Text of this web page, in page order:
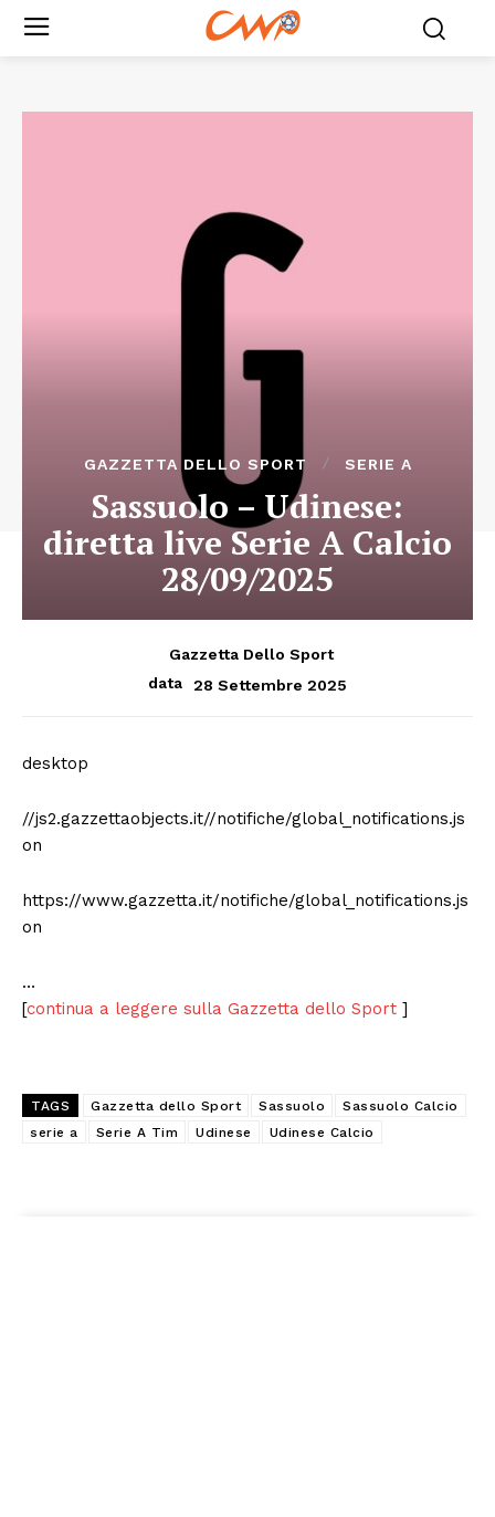
GAZZETTA DELLO SPORT SERIE A
Sassuolo – Udinese:
diretta live Serie A Calcio
28/09/2025
Gazzetta Dello Sport
data
28 Settembre 2025
desktop
//js2.gazzettaobjects.it//notifiche/global_notifications.js
on
https://www.gazzetta.it/notifiche/global_notifications.js
on
…
[continua a leggere sulla Gazzetta dello Sport ]
TAGS Gazzetta dello Sport Sassuolo
Sassuolo Calcio
serie a
Serie A Tim Udinese Udinese Calcio